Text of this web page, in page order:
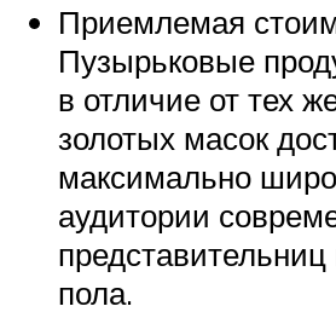
Приемлемая
Пузырьковые
в отличие от тех
золотых масок
максимально
аудитории
представительниц
пола.